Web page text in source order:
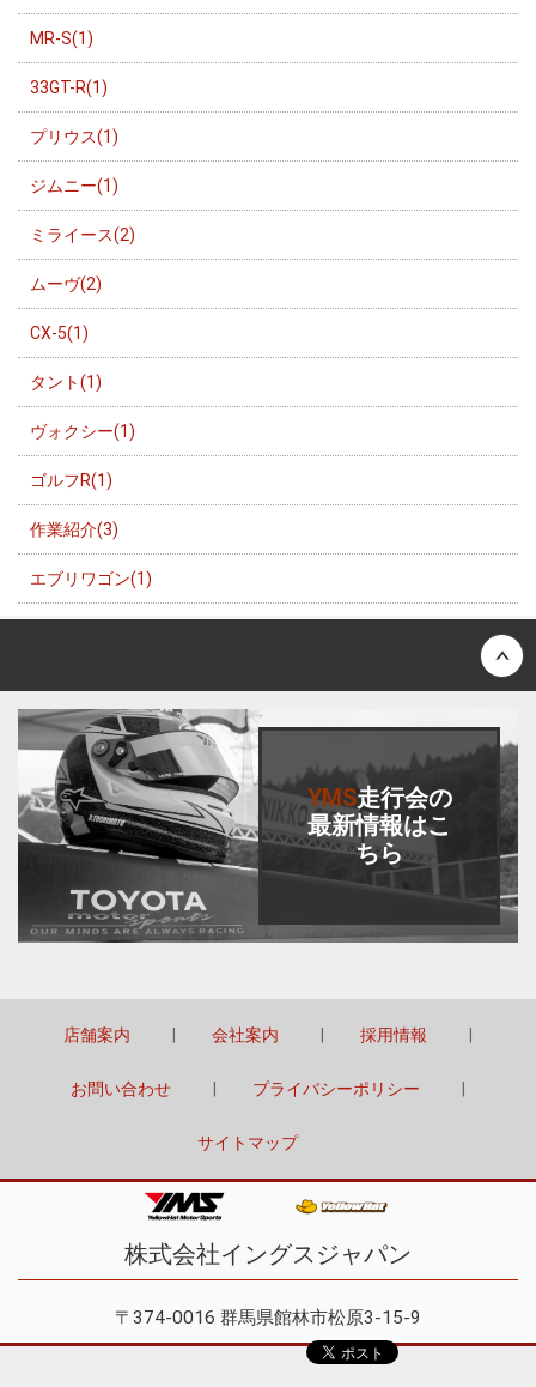
MR-S(1)
33GT-R(1)
プリウス(1)
ジムニー(1)
ミライース(2)
ムーヴ(2)
CX-5(1)
タント(1)
ヴォクシー(1)
ゴルフR(1)
作業紹介(3)
エブリワゴン(1)
YMS走行会の
最新情報はこ
ちら
店舗案内 会社案内 採用情報
お問い合わせ プライバシーポリシー
サイトマップ
株式会社イングスジャパン
〒374-0016 群馬県館林市松原3-15-9